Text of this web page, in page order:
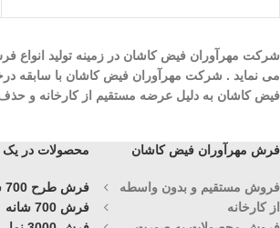
فیض کاشان به دلیل عرضه مستقیم از کارخانه و
فرش مهرآوران فیض کاشان
فروش مستقیم و بدون واسطه
از کارخانه
محصولات در یک
فرش طرح 700 شانه
فرش 700 شانه